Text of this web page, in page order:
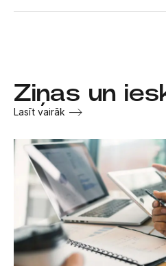
Ziņas un
Lasīt vairāk